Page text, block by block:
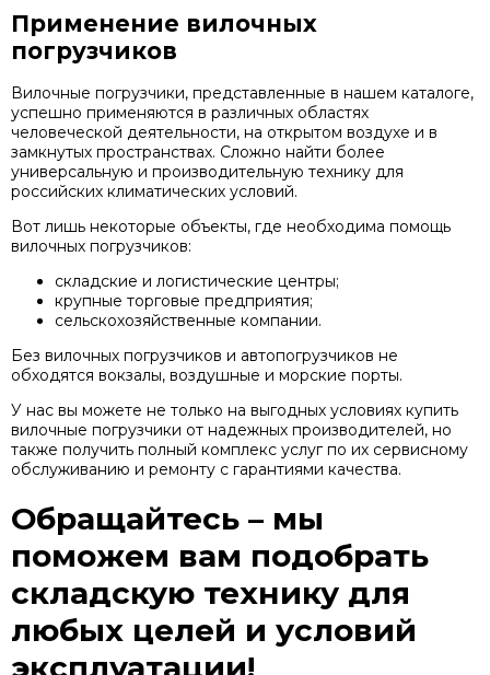
Применение вилочных
погрузчиков
Вилочные погрузчики, представленные в нашем каталоге,
успешно применяются в различных областях
человеческой деятельности, на открытом воздухе и в
замкнутых пространствах. Сложно найти более
универсальную и производительную технику для
российских климатических условий.
Вот лишь некоторые объекты, где необходима помощь
вилочных погрузчиков:
складские и логистические центры;
крупные торговые предприятия;
сельскохозяйственные компании.
Без вилочных погрузчиков и автопогрузчиков не
обходятся вокзалы, воздушные и морские порты.
У нас вы можете не только на выгодных условиях купить
вилочные погрузчики от надежных производителей, но
также получить полный комплекс услуг по их сервисному
обслуживанию и ремонту с гарантиями качества.
Обращайтесь – мы
поможем вам подобрать
складскую технику для
любых целей и условий
эксплуатации!